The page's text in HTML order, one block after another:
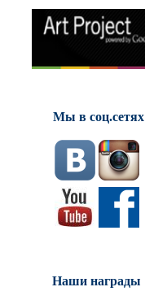
Мы в соц.сетях
Наши награды